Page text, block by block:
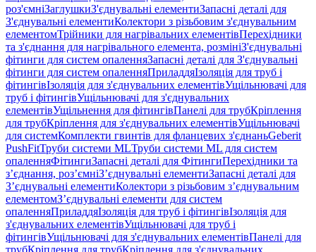
роз'ємніЗаглушкиЗ'єднувальні елементиЗапасні деталі для
З'єднувальні елементиКолектори з різьбовим з'єднувальним
елементомТрійники для нагрівальних елементівПерехідники
та з'єднання для нагрівального елемента, розмініЗ'єднувальні
фітинги для систем опаленняЗапасні деталі для З'єднувальні
фітинги для систем опаленняПриладдяІзоляція для труб і
фітингівІзоляція для з'єднувальних елементівУщільнювачі для
труб і фітингівУщільнювачі для з'єднувальних
елементівУщільнення для фітингівПанелі для трубКріплення
для трубКріплення для з'єднувальних елементівУщільнювачі
для системКомплекти гвинтів для фланцевих з'єднаньGeberit
PushFitТруби системи MLТруби системи ML для систем
опаленняФітингиЗапасні деталі для ФітингиПерехідники та
з’єднання, роз’ємніЗ’єднувальні елементиЗапасні деталі для
З’єднувальні елементиКолектори з різьбовим з’єднувальним
елементомЗ’єднувальні елементи для систем
опаленняПриладдяІзоляція для труб і фітингівІзоляція для
з'єднувальних елементівУщільнювачі для труб і
фітингівУщільнювачі для з'єднувальних елементівПанелі для
трубКріплення для трубКріплення для з'єднувальних